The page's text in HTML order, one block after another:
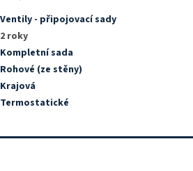
Ventily - připojovací sady
2 roky
Kompletní sada
Rohové (ze stěny)
Krajová
Termostatické